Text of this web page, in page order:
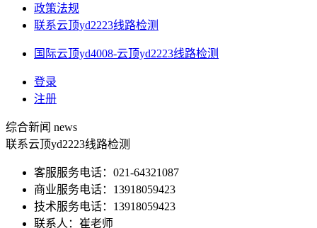
政策法规
联系云顶yd2223线路检测
国际云顶yd4008-云顶yd2223线路检测
登录
注册
综合新闻 news
联系云顶yd2223线路检测
客服服务电话：021-64321087
商业服务电话：13918059423
技术服务电话：13918059423
联系人：崔老师